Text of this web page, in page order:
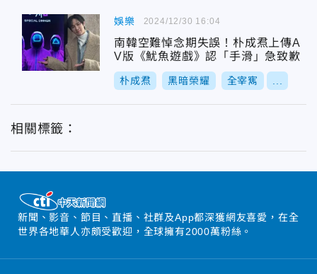
娛樂
南韓空難悼念期失誤！朴成焄上傳A
V版《魷魚遊戲》認「手滑」急致歉
朴成焄 黑暗榮耀 全宰寯
2024/12/30 16:04
相關標籤：
新聞、影音、節目、直播、社群及App都深獲網友喜愛，在全
世界各地華人亦頗受歡迎，全球擁有2000萬粉絲。